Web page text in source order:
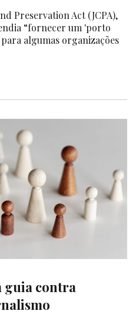
Preservation Act (JCPA),
“fornecer um 'porto
algumas organizações
guia contra